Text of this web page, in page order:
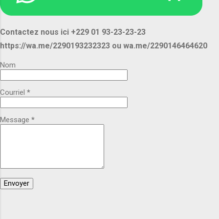
Disponible en grandes quantités. 🚚 Expédition
et livraison selon votre destination. Pour plus
contactez nous pour un rendez-vous. Voici nos
contacts et nos e-mails : Appel, SMS ou
Contactez nous ici +229 01 93-23-23-23
https://wa.me/2290193232323 ou wa.me/2290146464620
Nom
Courriel *
Message *